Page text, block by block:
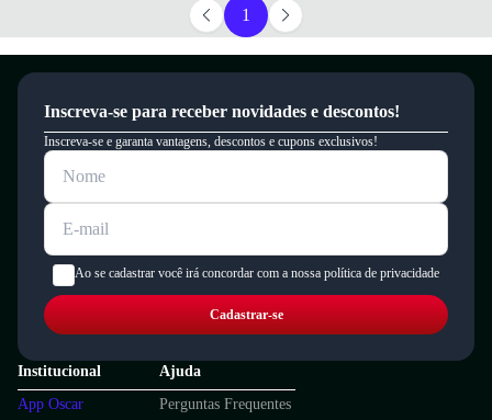
1
Inscreva-se para receber novidades e descontos!
Inscreva-se e garanta vantagens, descontos e cupons exclusivos!
Ao se cadastrar você irá concordar com a nossa política de privacidade
Cadastrar-se
Institucional
App Oscar
Ajuda
Perguntas Frequentes